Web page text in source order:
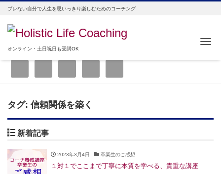
ブレない自分で人生を思いっきり楽しむためのコーチング
オンライン・土日祝日も受講OK
タグ: 信頼関係を築く
新着記事
2023年3月4日 卒業生のご感想
１対１でここまで丁寧に本質を学べる、貴重な講座